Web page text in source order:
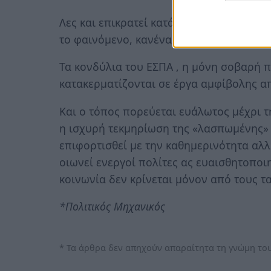
Λες και επικρατεί κατάσταση
το φαινόμενο, κανένας δεν ακούει ,
Τα κονδύλια του ΕΣΠΑ , η μόνη σοβαρή
κατακερματίζονται σε έργα αμφίβολης
Και ο τόπος πορεύεται ευάλωτος μέχρι
η ισχυρή τεκμηρίωση της
επιφορτισθεί με την καθημερινότητα
οιωνεί ενεργοί πολίτες ας
κοινωνία δεν κρίνεται μόνον από τους
*Πολιτικός Μηχανικός
* Τα άρθρα δεν απηχούν απαραίτητα τη γνώμη